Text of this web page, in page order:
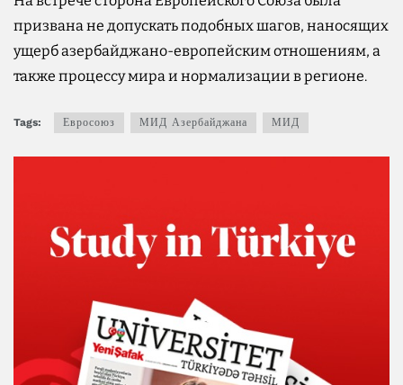
призвана не допускать подобных шагов, наносящих
ущерб азербайджано-европейским отношениям, а
также процессу мира и нормализации в регионе.
Tags: Евросоюз МИД Азербайджана МИД